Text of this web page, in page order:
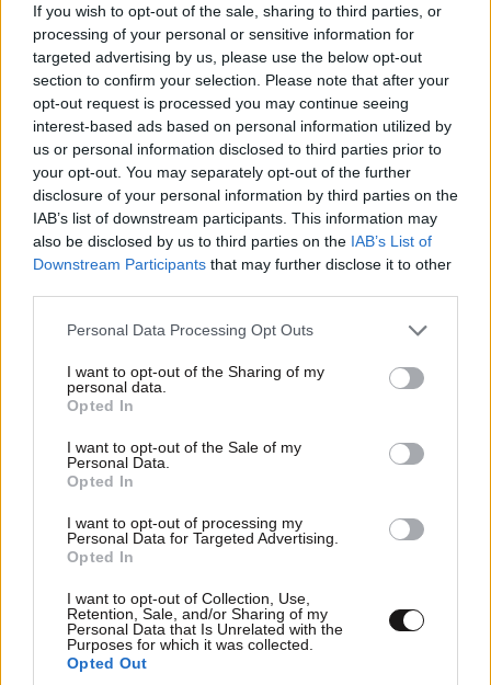
If you wish to opt-out of the sale, sharing to third parties, or
processing of your personal or sensitive information for
targeted advertising by us, please use the below opt-out
section to confirm your selection. Please note that after your
opt-out request is processed you may continue seeing
interest-based ads based on personal information utilized by
us or personal information disclosed to third parties prior to
your opt-out. You may separately opt-out of the further
disclosure of your personal information by third parties on the
IAB’s list of downstream participants. This information may
also be disclosed by us to third parties on the IAB’s List of
Downstream Participants that may further disclose it to other
Please note that this website/app uses one or more Google
not limited to your visit or usage behaviour. You may click to
grant or deny consent to Google and its third-party tags to
use your data for below specified purposes in below Google
consent section.
Personal Data Processing Opt Outs
I want to opt-out of the Sharing of my
personal data.
Opted In
I want to opt-out of the Sale of my
Personal Data.
Opted In
I want to opt-out of processing my
Personal Data for Targeted Advertising.
Opted In
I want to opt-out of Collection, Use,
Retention, Sale, and/or Sharing of my
Personal Data that Is Unrelated with the
Purposes for which it was collected.
Opted Out
ΑΘΛΗΤΙΚΑ1 ω. πριν
Η οργή για Γουόκαπ, το μέλλον του Ιωαννίδη
και τα χαμόγελα στην ΑΕΚ βλέποντας τους
ανταγωνιστές
MARKET NEWS
Λογοθεραπεία; Οδηγός